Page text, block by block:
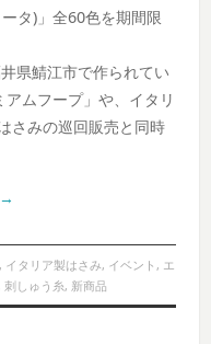
タ)」全60色を期間限
県鯖江市で作られてい
ムフープ」や、イタリ
さみの巡回販売と同時
→
, イタリア製はさみ, イベント , エ
,刺しゅう糸, 新商品